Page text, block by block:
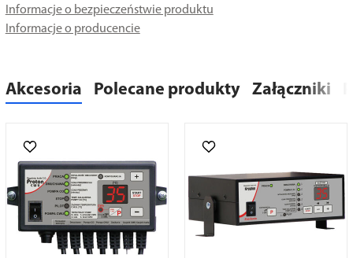
Informacje o bezpieczeństwie produktu
Informacje o producencie
Akcesoria Polecane produkty Załączniki